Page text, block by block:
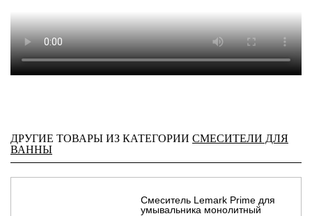
ДРУГИЕ ТОВАРЫ ИЗ КАТЕГОРИИ СМЕСИТЕЛИ ДЛЯ
ВАННЫ
Смеситель Lemark Prime для
умывальника монолитный